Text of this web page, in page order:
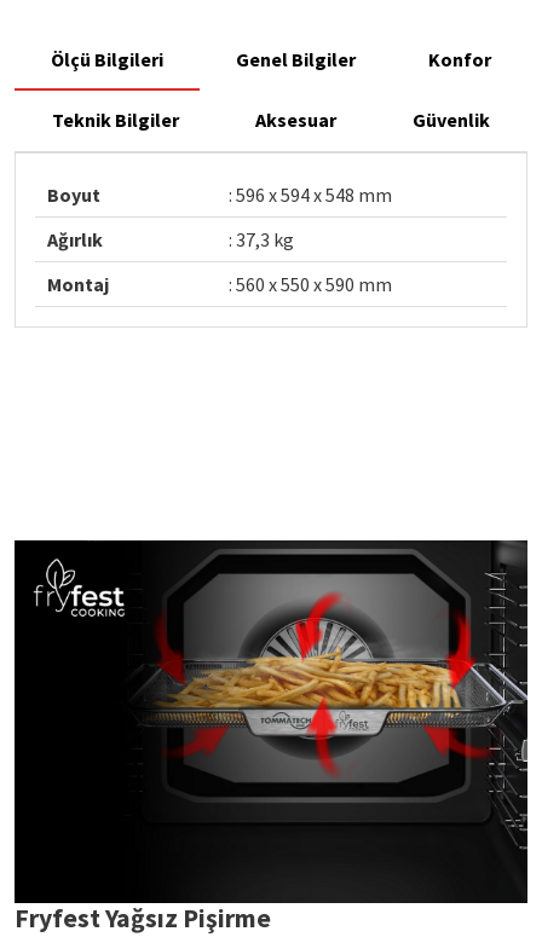
Ölçü Bilgileri Genel Bilgiler Konfor
Teknik Bilgiler Aksesuar Güvenlik
Boyut
: 596 x 594 x 548 mm
Ağırlık
: 37,3 kg
Montaj
: 560 x 550 x 590 mm
Fryfest Yağsız Pişirme